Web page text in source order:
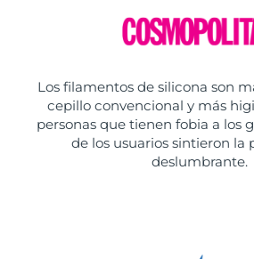
Los filamentos de silicona son
cepillo convencional y más
personas que tienen fobia a los
de los usuarios sintieron la
deslumbrante.